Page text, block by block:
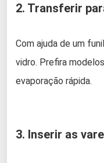
2. Transferir
Com ajuda de um
vidro. Prefira
evaporação rápida.
3. Inserir as